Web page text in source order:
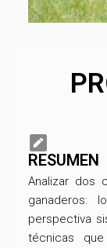
RESUMEN
Analizar dos
ganaderos:
perspectiva
técnicas